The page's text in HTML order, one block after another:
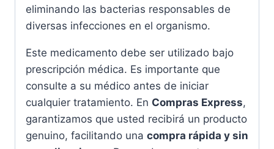
eliminando las bacterias responsables de
diversas infecciones en el organismo.
Este medicamento debe ser utilizado bajo
prescripción médica. Es importante que
consulte a su médico antes de iniciar
cualquier tratamiento. En Compras Express,
garantizamos que usted recibirá un producto
genuino, facilitando una compra rápida y sin